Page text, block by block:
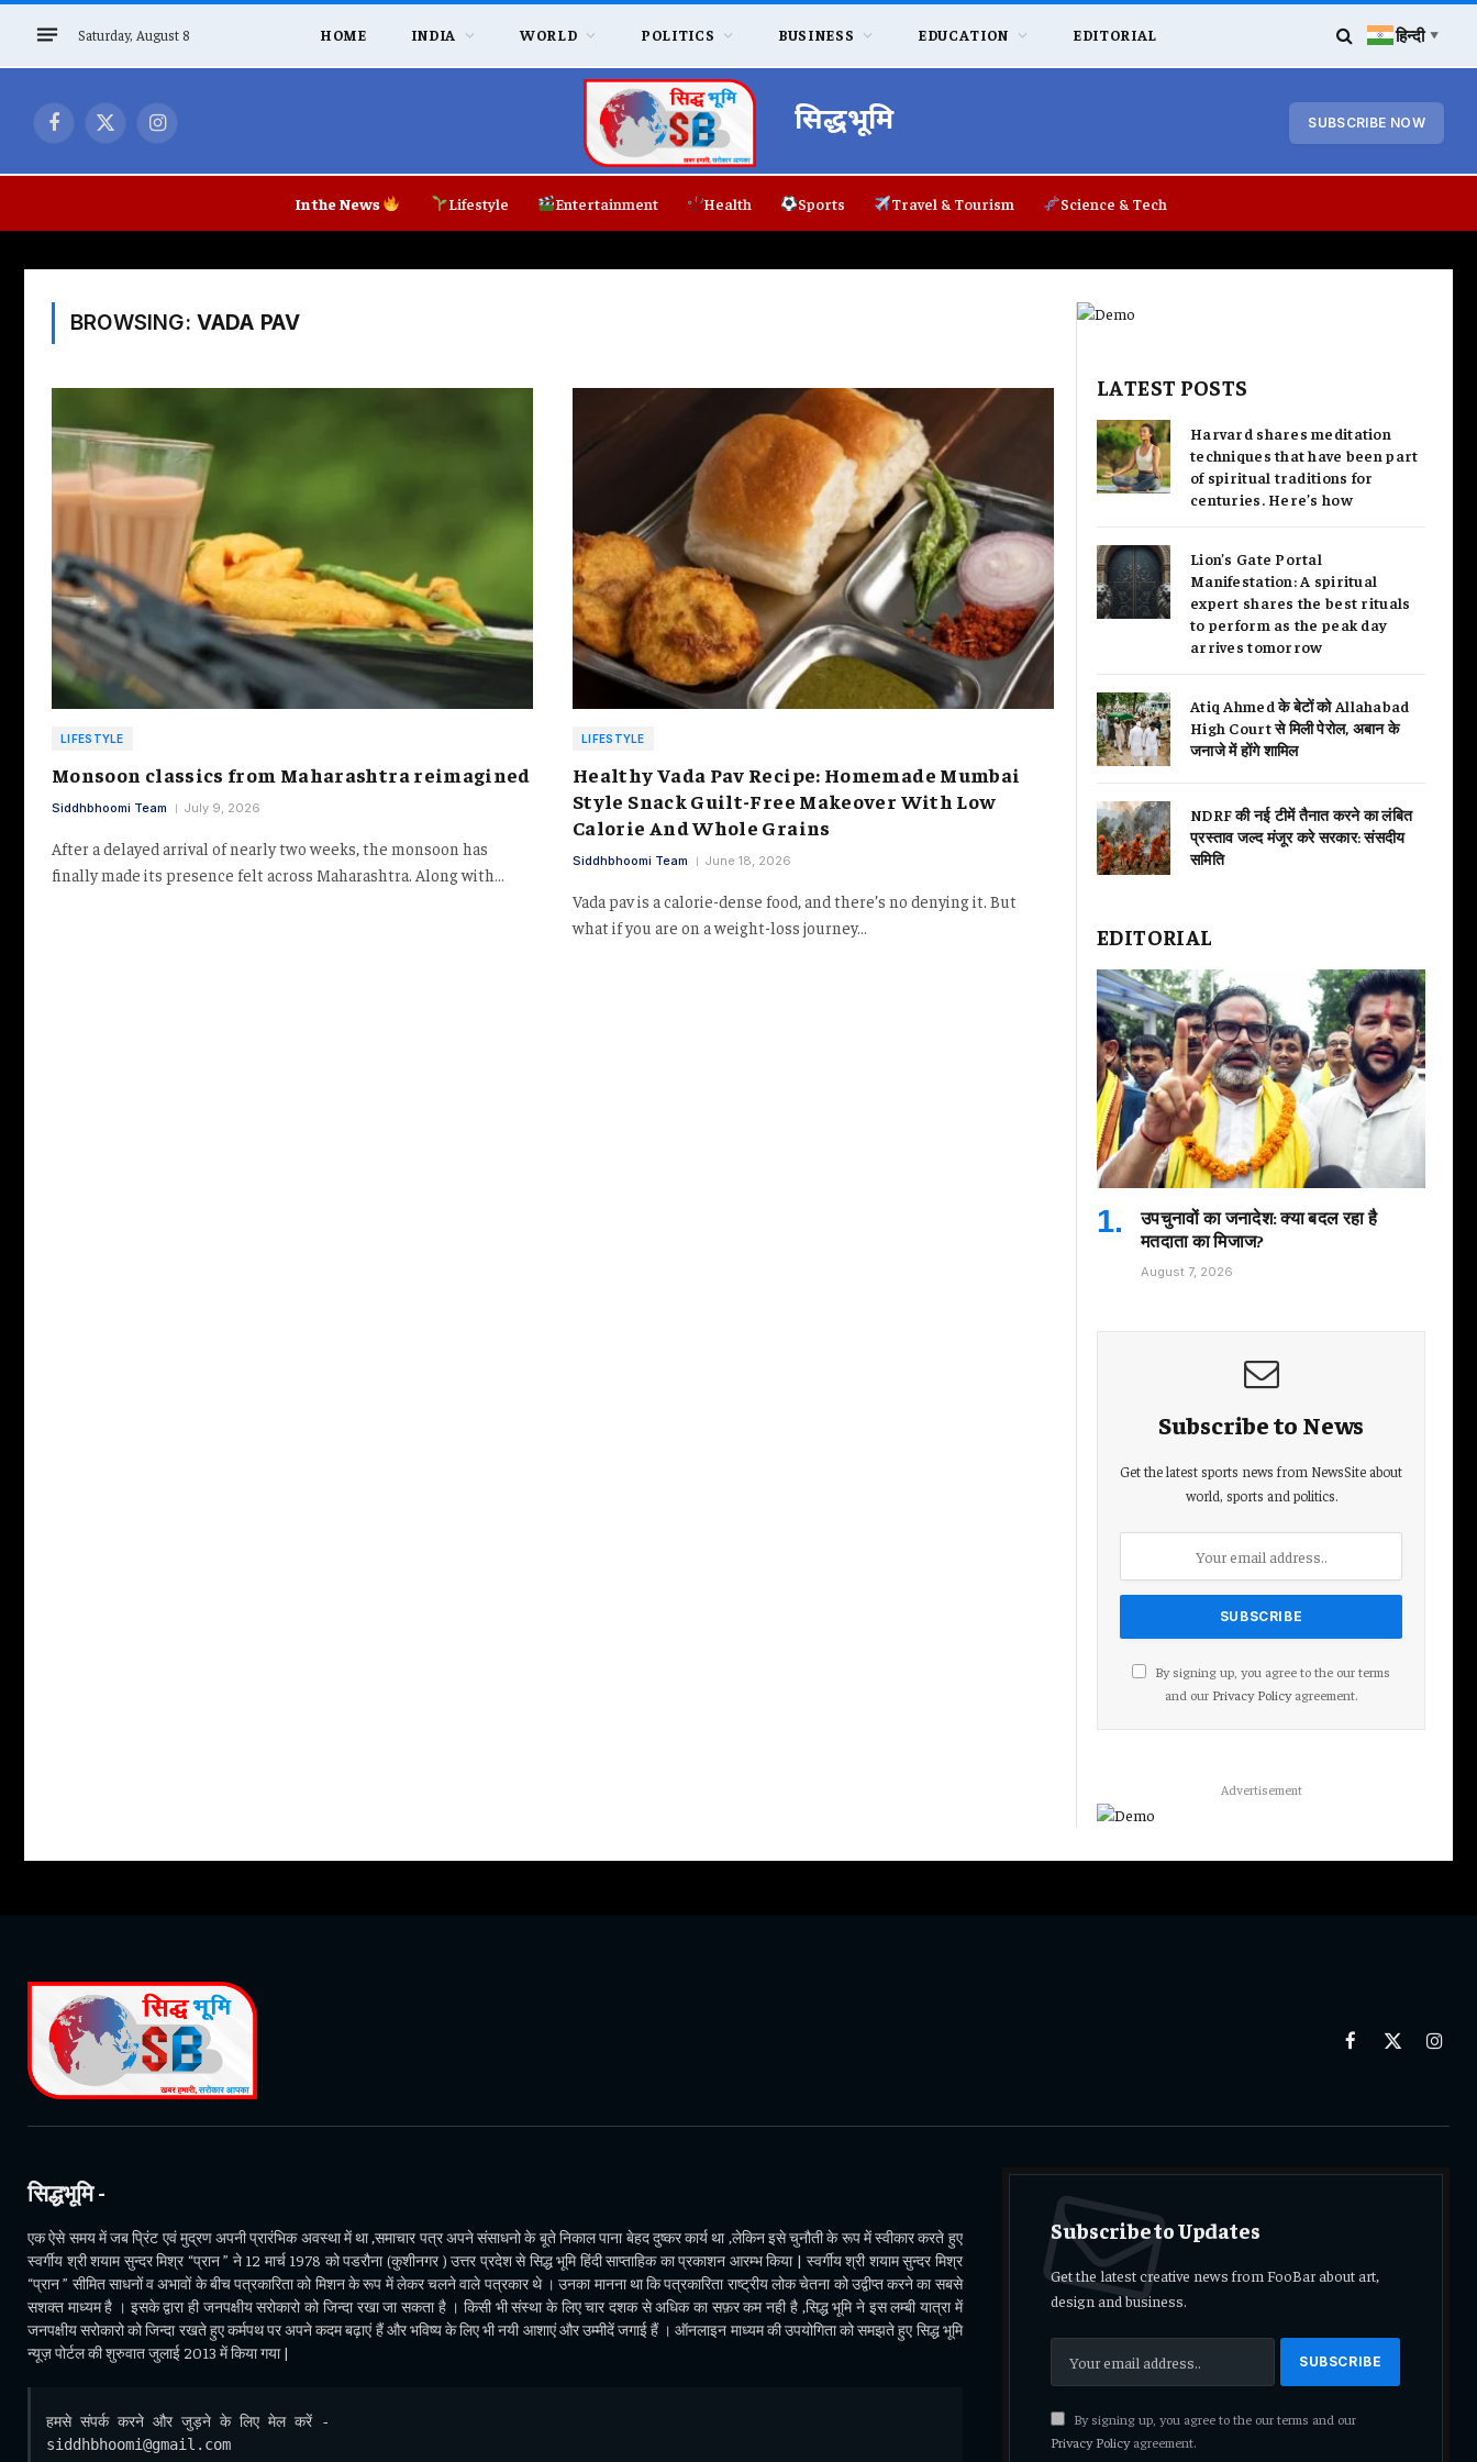
Saturday, August 8 HOME INDIA WORLD POLITICS BUSINESS EDUCATION EDITORIAL हिन्दी ▼
Facebook
X
Instagram सिद्धभूमि SUBSCRIBE NOW
In the News Lifestyle Entertainment Health Sports Travel & Tourism Science & Tech
BROWSING: VADA PAV
LIFESTYLE
Monsoon classics from Maharashtra reimagined
Siddhbhoomi Team July 9, 2026
After a delayed arrival of nearly two weeks, the monsoon has
finally made its presence felt across Maharashtra. Along with…
LIFESTYLE
Healthy Vada Pav Recipe: Homemade Mumbai
Style Snack Guilt-Free Makeover With Low
Calorie And Whole Grains
Siddhbhoomi Team June 18, 2026
Vada pav is a calorie-dense food, and there’s no denying it. But
what if you are on a weight-loss journey…
LATEST POSTS
Harvard shares meditation
techniques that have been part
of spiritual traditions for
centuries. Here’s how
Lion’s Gate Portal
Manifestation: A spiritual
expert shares the best rituals
to perform as the peak day
arrives tomorrow
Atiq Ahmed के बेटों को Allahabad
High Court से मिली पेरोल, अबान के
जनाजे में होंगे शामिल
NDRF की नई टीमें तैनात करने का लंबित
प्रस्ताव जल्द मंजूर करे सरकार: संसदीय
समिति
EDITORIAL
उपचुनावों का जनादेश: क्या बदल रहा है
मतदाता का मिजाज?
August 7, 2026
Subscribe to News
Get the latest sports news from NewsSite about
world, sports and politics.
By signing up, you agree to the our terms
and our Privacy Policyagreement.
Advertisement
Facebook
X
सिद्धभूमि -
एक ऐसे समय में जब प्रिंट एवं मुद्रण अपनी प्रारंभिक अवस्था में था ,समाचार पत्र अपने संसाधनो के बूते निकाल पाना बेहद दुष्कर कार्य था ,लेकिन इसे चुनौती के रूप में स्वीकार करते हुए
स्वर्गीय श्री शयाम सुन्दर मिश्र “प्रान ” ने 12 मार्च 1978 को पडरौना (कुशीनगर ) उत्तर प्रदेश से सिद्ध भूमि हिंदी साप्ताहिक का प्रकाशन आरम्भ किया | स्वर्गीय श्री शयाम सुन्दर मिश्र
“प्रान ” सीमित साधनों व अभावों के बीच पत्रकारिता को मिशन के रूप में लेकर चलने वाले पत्रकार थे । उनका मानना था कि पत्रकारिता राष्ट्रीय लोक चेतना को उद्वीप्त करने का सबसे
सशक्त माध्यम है । इसके द्वारा ही जनपक्षीय सरोकारो को जिन्दा रखा जा सकता है । किसी भी संस्था के लिए चार दशक से अधिक का सफ़र कम नही है ,सिद्ध भूमि ने इस लम्बी यात्रा में
जनपक्षीय सरोकारो को जिन्दा रखते हुए कर्मपथ पर अपने कदम बढ़ाएं हैं और भविष्य के लिए भी नयी आशाएं और उम्मीदें जगाई हैं । ऑनलाइन माध्यम की उपयोगिता को समझते हुए सिद्ध भूमि
न्यूज़ पोर्टल की शुरुवात जुलाई 2013 में किया गया |
हमसे संपर्क करने और जुड़ने के लिए मेल करें -
siddhbhoomi@gmail.com
Subscribe to Updates
Get the latest creative news from FooBar about art,
design and business.
By signing up, you agree to the our terms and our
Privacy Policyagreement.